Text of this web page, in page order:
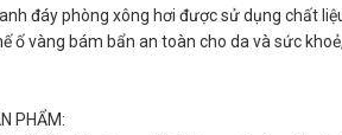
đáy phòng xông hơi được sử dụng chất
ố vàng bám bẩn an toàn cho da và sức
PHẨM: